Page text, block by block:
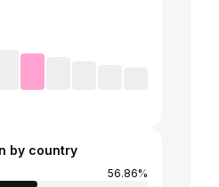
by country
56.86%